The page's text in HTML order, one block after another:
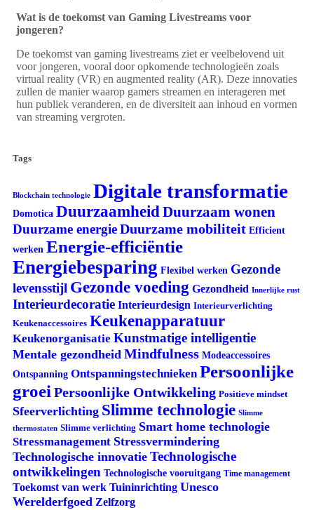
Wat is de toekomst van Gaming Livestreams voor
jongeren?
De toekomst van gaming livestreams ziet er veelbelovend uit
voor jongeren, vooral door opkomende technologieën zoals
virtual reality (VR) en augmented reality (AR). Deze innovaties
zullen de manier waarop gamers streamen en interageren met
hun publiek veranderen, en de diversiteit aan inhoud en vormen
van streaming vergroten.
Tags
Blockchain technologie Digitale transformatie
Domotica DuurzaamheidDuurzaam wonen
Duurzame energieDuurzame mobiliteit Efficient
werken Energie-efficiëntie
Energiebesparing Flexibel werken Gezonde
levensstijl Gezonde voeding Gezondheid Innerlijke rust
Interieurdecoratie Interieurdesign Interieurverlichting
Keukenaccessoires Keukenapparatuur
Keukenorganisatie Kunstmatige intelligentie
Mentale gezondheid Mindfulness Modeaccessoires
Ontspanning Ontspanningstechnieken Persoonlijke
groei Persoonlijke Ontwikkeling Positieve mindset
Sfeerverlichting Slimme technologie Slimme
thermostaten Slimme verlichting Smart home technologie
Stressmanagement Stressvermindering
Technologische innovatie Technologische
ontwikkelingen Technologische vooruitgang Time management
Toekomst van werk Tuininrichting Unesco
Werelderfgoed Zelfzorg